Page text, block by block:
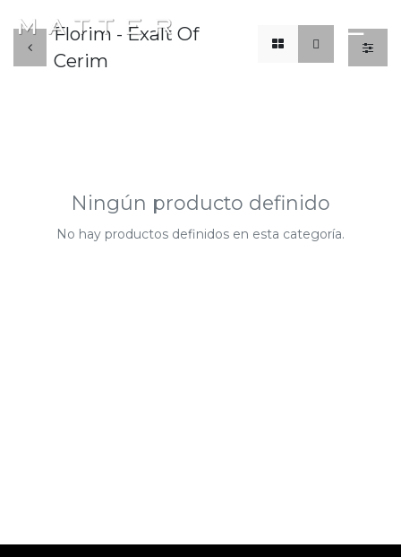
Florim - Exalt Of
Cerim
Ningún producto definido
No hay productos definidos en esta categoría.
☰x